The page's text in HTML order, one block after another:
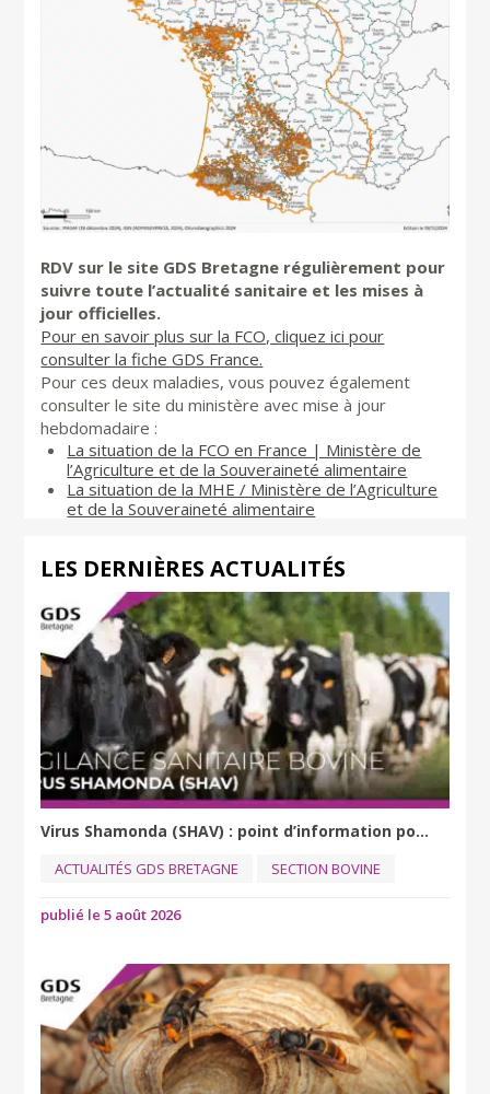
RDV sur le site GDS Bretagne régulièrement pour
suivre toute l’actualité sanitaire et les mises à
jour officielles.
Pour en savoir plus sur la FCO, cliquez ici pour
consulter la fiche GDS France.
Pour ces deux maladies, vous pouvez également
consulter le site du ministère avec mise à jour
hebdomadaire :
La situation de la FCO en France | Ministère de
l’Agriculture et de la Souveraineté alimentaire
La situation de la MHE / Ministère de l’Agriculture
et de la Souveraineté alimentaire
LES DERNIÈRES ACTUALITÉS
Virus Shamonda (SHAV) : point d’information po...
ACTUALITÉS GDS BRETAGNE SECTION BOVINE
publié le 5 août 2026